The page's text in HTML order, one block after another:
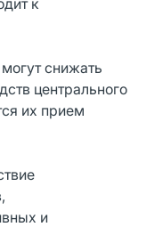
снижать
центрального
их прием
и